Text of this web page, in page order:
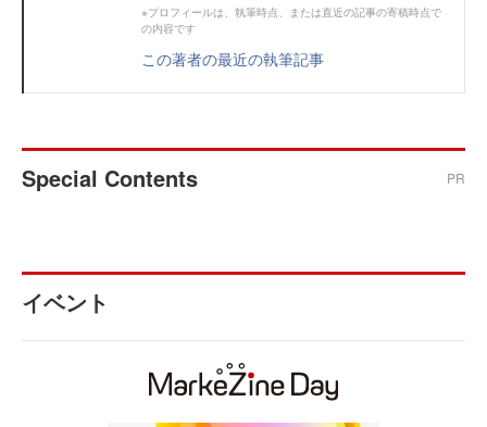
※プロフィールは、執筆時点、または直近の記事の寄稿時点で
の内容です
この著者の最近の執筆記事
Special Contents PR
イベント